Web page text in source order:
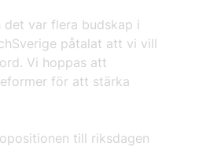
var flera budskap i
påtalat att vi vill
Vi hoppas att
för att stärka
till riksdagen